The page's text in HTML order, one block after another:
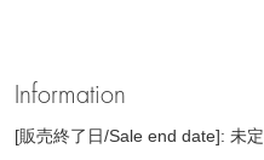
Information
[販売終了日/Sale end date]: 未定